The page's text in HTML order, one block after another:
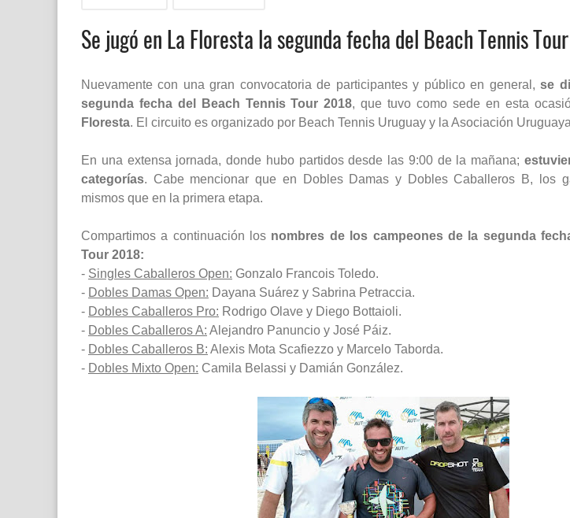
Se jugó en La Floresta la segunda fecha del Beach Tennis
Nuevamente con una gran convocatoria de participantes y público en general,se
segunda fecha del Beach Tennis Tour 2018, que tuvo como sede en esta
Floresta. El circuito es organizado por Beach Tennis Uruguay y la Asociación
En una extensa jornada, donde hubo partidos desde las 9:00 de la mañana;
categorías. Cabe mencionar que en Dobles Damas y Dobles Caballeros B, los
mismos que en la primera etapa.
Compartimos a continuación los nombres de los campeones de la segunda
Tour 2018:
- Singles Caballeros Open: Gonzalo Francois Toledo.
- Dobles Damas Open: Dayana Suárez y Sabrina Petraccia.
- Dobles Caballeros Pro: Rodrigo Olave y Diego Bottaioli.
- Dobles Caballeros A: Alejandro Panuncio y José Páiz.
- Dobles Caballeros B: Alexis Mota Scafiezzo y Marcelo Taborda.
- Dobles Mixto Open: Camila Belassi y Damián González.